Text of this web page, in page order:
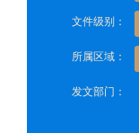
文件级别：
所属区域：
发文部门：